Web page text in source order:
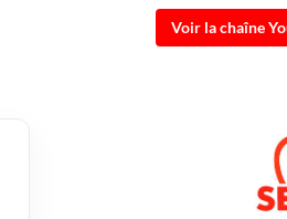
Voir la chaîne